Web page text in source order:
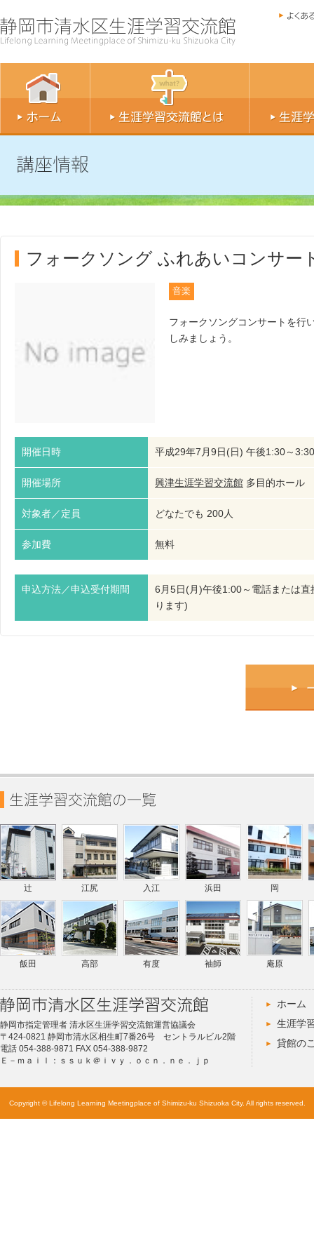
フォークソング ふれあいコンサー
音楽
フォークソングコンサートを行
しみましょう。
開催日時 平成29年7月9日(日) 午後1:30～3:30
開催場所 興津生涯学習交流館 多目的ホール
対象者／定員 どなたでも 200人
参加費 無料
申込方法／申込受付期間
6月5日(月)午後1:00～電話または
ります)
辻 江尻 入江 浜田 岡
飯田 高部 有度 袖師 庵原
静岡市指定管理者 清水区生涯学習交流館運営協議会
〒424-0821 静岡市清水区相生町7番26号 セントラルビル2階
電話 054-388-9871 FAX 054-388-9872
Ｅ－ｍａｉｌ：ｓｓｕｋ＠ｉｖｙ．ｏｃｎ．ｎｅ．ｊｐ
ホーム
生涯学
貸館の
Copyright © Lifelong Learning Meetingplace of Shimizu-ku Shizuoka City. All rights reserved.